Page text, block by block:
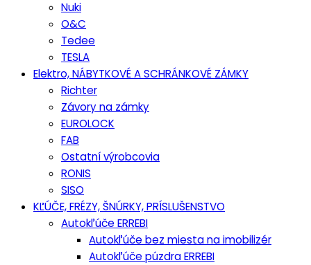
Nuki
O&C
Tedee
TESLA
Elektro, NÁBYTKOVÉ A SCHRÁNKOVÉ ZÁMKY
Richter
Závory na zámky
EUROLOCK
FAB
Ostatní výrobcovia
RONIS
SISO
KĽÚČE, FRÉZY, ŠNÚRKY, PRÍSLUŠENSTVO
Autokľúče ERREBI
Autokľúče bez miesta na imobilizér
Autokľúče púzdra ERREBI